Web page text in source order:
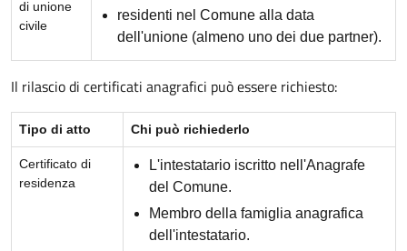
di unione
civile
residenti nel Comune alla data
dell'unione (almeno uno dei due partner).
Il rilascio di certificati anagrafici può essere richiesto:
Tipo di atto Chi può richiederlo
Certificato di
residenza
L'intestatario iscritto nell'Anagrafe
del Comune.
Membro della famiglia anagrafica
dell'intestatario.